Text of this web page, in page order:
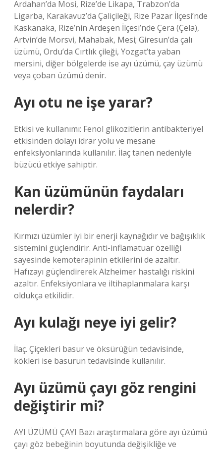
Ardahan’da Mosi, Rize’de Likapa, Trabzon’da
Ligarba, Karakavuz’da Çaliçileği, Rize Pazar İlçesi’nde
Kaskanaka, Rize’nin Ardeşen İlçesi’nde Çera (Çela),
Artvin’de Morsvi, Mahabak, Mesi; Giresun’da çalı
üzümü, Ordu’da Cırtlık çileği, Yozgat’ta yaban
mersini, diğer bölgelerde ise ayı üzümü, çay üzümü
veya çoban üzümü denir.
Ayı otu ne işe yarar?
Etkisi ve kullanımı: Fenol glikozitlerin antibakteriyel
etkisinden dolayı idrar yolu ve mesane
enfeksiyonlarında kullanılır. İlaç tanen nedeniyle
büzücü etkiye sahiptir.
Kan üzümünün faydaları
nelerdir?
Kırmızı üzümler iyi bir enerji kaynağıdır ve bağışıklık
sistemini güçlendirir. Anti-inflamatuar özelliği
sayesinde kemoterapinin etkilerini de azaltır.
Hafızayı güçlendirerek Alzheimer hastalığı riskini
azaltır. Enfeksiyonlara ve iltihaplanmalara karşı
oldukça etkilidir.
Ayı kulağı neye iyi gelir?
İlaç. Çiçekleri basur ve öksürüğün tedavisinde,
kökleri ise basurun tedavisinde kullanılır.
Ayı üzümü çayı göz rengini
değiştirir mi?
AYI ÜZÜMÜ ÇAYI Bazı araştırmalara göre ayı üzümü
çayı göz bebeğinin boyutunda değişikliğe ve